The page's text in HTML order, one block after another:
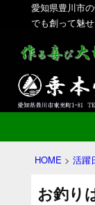
愛知県豊川市
でも創って魅せ
HOME > 活躍
お釣り